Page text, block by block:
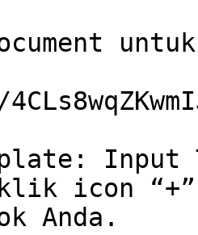
untuk
icon “+”
Anda.